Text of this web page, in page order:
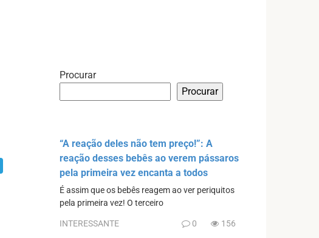
Procurar
Procurar
“A reação deles não tem preço!”: A
reação desses bebês ao verem pássaros
pela primeira vez encanta a todos
É assim que os bebês reagem ao ver periquitos
pela primeira vez! O terceiro
INTERESSANTE 0 156